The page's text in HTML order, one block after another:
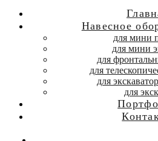
Навесное
для мини
для мини
для
для
для
для